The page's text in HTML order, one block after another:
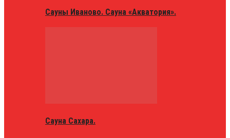
Сауны Иваново. Сауна «Акватория».
Сауна Сахара.